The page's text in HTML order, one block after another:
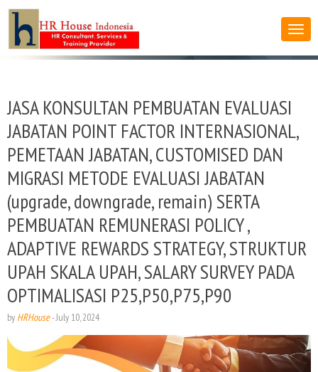
JASA KONSULTAN PEMBUATAN EVALUASI
JABATAN POINT FACTOR INTERNASIONAL,
PEMETAAN JABATAN, CUSTOMISED DAN
MIGRASI METODE EVALUASI JABATAN
(upgrade, downgrade, remain) SERTA
PEMBUATAN REMUNERASI POLICY ,
ADAPTIVE REWARDS STRATEGY, STRUKTUR
UPAH SKALA UPAH, SALARY SURVEY PADA
OPTIMALISASI P25,P50,P75,P90
by HRHouse-July 10, 2024